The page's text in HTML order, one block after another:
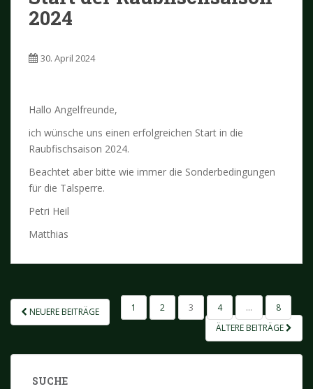
2024
30. April 2024
Hallo Angelfreunde,
ich wünsche uns einen erfolgreichen Start in die
Raubfischsaison 2024.
Beachtet aber bitte wie immer die Sonderbedingungen
für die Talsperre.
Petri Heil
Matthias
SEITENNUMMERIERUNG
DER
NEUERE BEITRÄGE 1 2 3 4 …
8
ÄLTERE BEITRÄGE
SUCHE